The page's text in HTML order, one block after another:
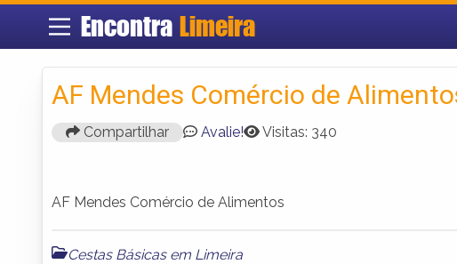
Encontra Limeira
AF Mendes Comércio de
Compartilhar Avalie! Visitas: 340
AF Mendes Comércio de Alimentos
Cestas Básicas em Limeira